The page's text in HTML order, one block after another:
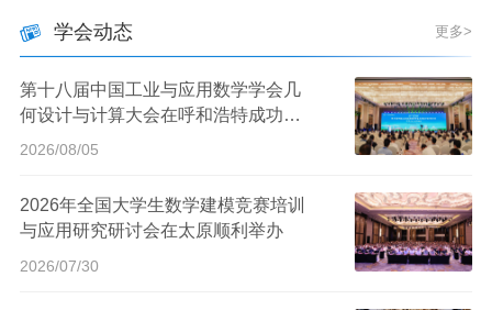
学会动态 更多>
第十八届中国工业与应用数学学会几
何设计与计算大会在呼和浩特成功举
办
2026/08/05
2026年全国大学生数学建模竞赛培训
与应用研究研讨会在太原顺利举办
2026/07/30